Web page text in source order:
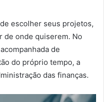
escolher seus projetos,
de onde quiserem. No
de
do próprio tempo, a
das finanças.